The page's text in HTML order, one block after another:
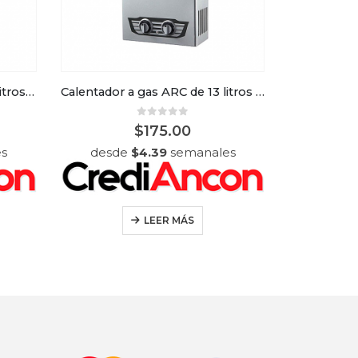
Calentador a gas ARC de 16 litros color gris Calentador a gas ARC de 13 litros color gris
0out of 5
$175.00
desde $4.39semanales
LEER MÁS